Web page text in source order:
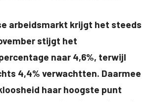
arbeidsmarkt krijgt het steeds
stijgt het
naar 4,6%, terwijl
4,4% verwachtten. Daarmee
haar hoogste punt